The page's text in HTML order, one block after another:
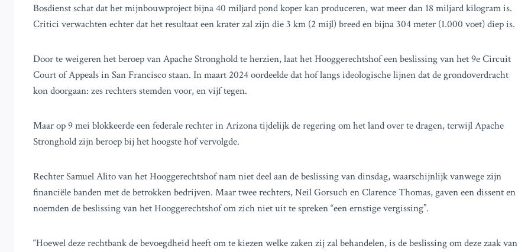
Bosdienst schat dat het mijnbouwproject bijna 40 miljard pond koper kan produceren, wat meer dan 18 miljard kilogram is.
Critici verwachten echter dat het resultaat een krater zal zijn die 3 km (2 mijl) breed en bijna 304 meter (1.000 voet) diep is.
Door te weigeren het beroep van Apache Stronghold te herzien, laat het Hooggerechtshof een beslissing van het 9e Circuit
Court of Appeals in San Francisco staan. In maart 2024 oordeelde dat hof langs ideologische lijnen dat de grondoverdracht
kon doorgaan: zes rechters stemden voor, en vijf tegen.
Maar op 9 mei blokkeerde een federale rechter in Arizona tijdelijk de regering om het land over te dragen, terwijl Apache
Stronghold zijn beroep bij het hoogste hof vervolgde.
Rechter Samuel Alito van het Hooggerechtshof nam niet deel aan de beslissing van dinsdag, waarschijnlijk vanwege zijn
financiële banden met de betrokken bedrijven. Maar twee rechters, Neil Gorsuch en Clarence Thomas, gaven een dissent en
noemden de beslissing van het Hooggerechtshof om zich niet uit te spreken “een ernstige vergissing”.
“Hoewel deze rechtbank de bevoegdheid heeft om te kiezen welke zaken zij zal behandelen, is de beslissing om deze zaak van